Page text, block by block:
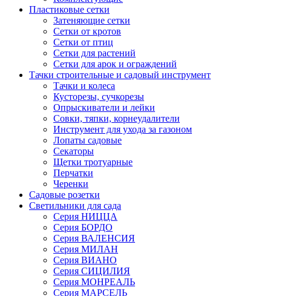
Пластиковые сетки
Затеняющие сетки
Сетки от кротов
Сетки от птиц
Сетки для растений
Сетки для арок и ограждений
Тачки строительные и садовый инструмент
Тачки и колеса
Кусторезы, сучкорезы
Опрыскиватели и лейки
Совки, тяпки, корнеудалители
Инструмент для ухода за газоном
Лопаты садовые
Секаторы
Щетки тротуарные
Перчатки
Черенки
Садовые розетки
Светильники для сада
Серия НИЦЦА
Серия БОРДО
Серия ВАЛЕНСИЯ
Серия МИЛАН
Серия ВИАНО
Серия СИЦИЛИЯ
Серия МОНРЕАЛЬ
Серия МАРСЕЛЬ